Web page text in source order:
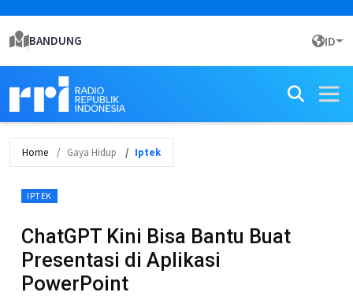
BANDUNG ID
Home Gaya Hidup Iptek
IPTEK
ChatGPT Kini Bisa Bantu Buat
Presentasi di Aplikasi
PowerPoint